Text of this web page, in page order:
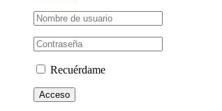
Recuérdame